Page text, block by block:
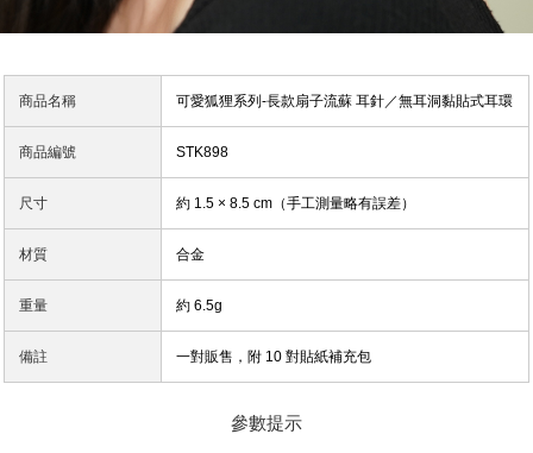
商品名稱 可愛狐狸系列-長款扇子流蘇 耳針／無耳洞黏貼式耳環
商品編號 STK898
尺寸 約 1.5 × 8.5 cm（手工測量略有誤差）
材質 合金
重量 約 6.5g
備註 一對販售，附 10 對貼紙補充包
參數提示